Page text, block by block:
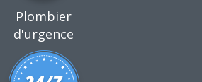
Plombier
d'urgence